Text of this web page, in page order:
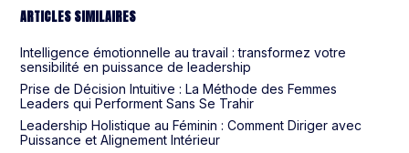
ARTICLES SIMILAIRES
Intelligence émotionnelle au travail : transformez votre
sensibilité en puissance de leadership
Prise de Décision Intuitive : La Méthode des Femmes
Leaders qui Performent Sans Se Trahir
Leadership Holistique au Féminin : Comment Diriger avec
Puissance et Alignement Intérieur